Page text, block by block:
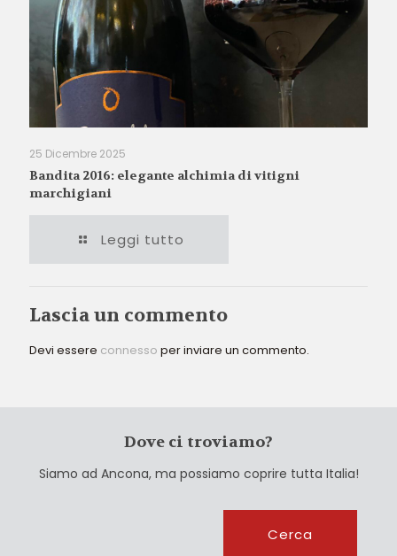
25 Dicembre 2025
Bandita 2016: elegante alchimia di vitigni
marchigiani
Leggi tutto
Lascia un commento
Devi essere connesso per inviare un commento.
Dove ci troviamo?
Siamo ad Ancona, ma possiamo coprire tutta Italia!
Cerca